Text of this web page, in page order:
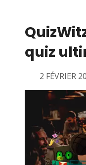
quiz
2 FÉVRIER